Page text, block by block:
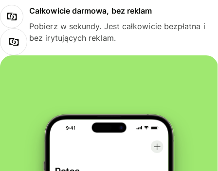
Całkowicie darmowa, bez reklam
Pobierz w sekundy. Jest całkowicie bezpłatna i
bez irytujących reklam.